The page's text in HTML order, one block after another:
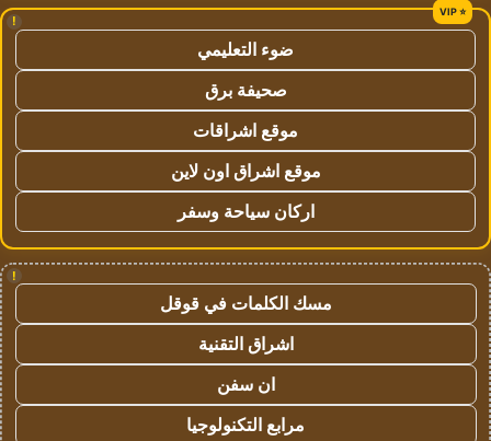
!
ضوء التعليمي
صحيفة برق
موقع اشراقات
موقع اشراق اون لاين
اركان سياحة وسفر
!
مسك الكلمات في قوقل
اشراق التقنية
ان سفن
مرابع التكنولوجيا